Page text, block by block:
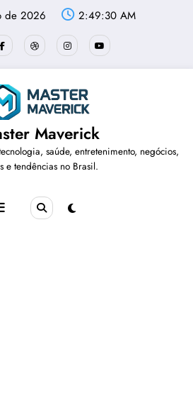
de 2026 2:49:31 AM
Maverick
saúde, entretenimento, negócios,
e tendências no Brasil.